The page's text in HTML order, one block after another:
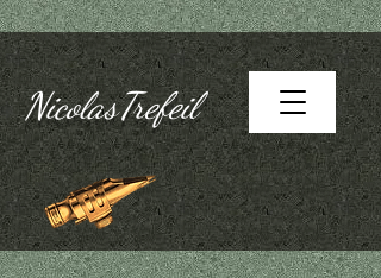
NicolasTrefeil